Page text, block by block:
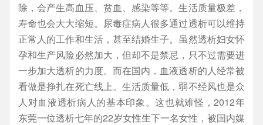
除，会产生高血压、贫血、感染等等。生活质量极差，
寿命也会大大缩短。尿毒症病人很多通过透析可以维持
正常人的工作和生活，甚至结婚生子。虽然透析妇女怀
孕和生产风险必然加大，但却不是禁忌，只不过需要进
一步加大透析的力度。而在国内，血液透析的人经常被
看做是挣扎在死亡线上。生活质量低，弱不经风也是众
人对血液透析病人的基本印象。这也就难怪，2012年
东莞一位透析七年的22岁女性生下一名女性，被国内媒